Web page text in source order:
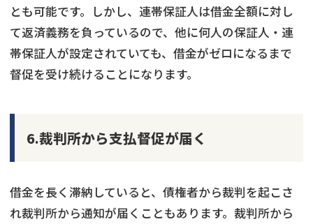
とも可能です。しかし、連帯保証人は借金全額に対し
て返済義務を負っているので、他に何人の保証人・連
帯保証人が設定されていても、借金がゼロになるまで
督促を受け続けることになります。
6.裁判所から支払督促が届く
借金を長く滞納していると、債権者から裁判を起こさ
れ裁判所から通知が届くこともあります。裁判所から